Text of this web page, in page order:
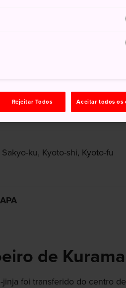
ku, Kyoto-shi, Kyoto-fu
de Kurama
jinja foi transferido do centro
Rejeitar Todos Aceitar todos os